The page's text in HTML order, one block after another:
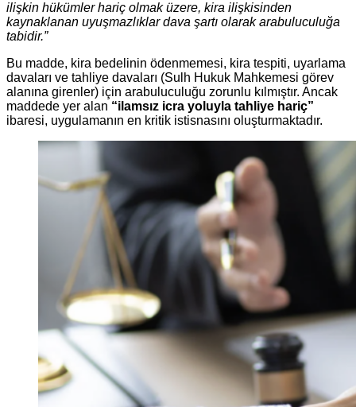
ilişkin hükümler hariç olmak üzere, kira ilişkisinden
kaynaklanan uyuşmazlıklar dava şartı olarak arabuluculuğa
tabidir.”
Bu madde, kira bedelinin ödenmemesi, kira tespiti, uyarlama
davaları ve tahliye davaları (Sulh Hukuk Mahkemesi görev
alanına girenler) için arabuluculuğu zorunlu kılmıştır. Ancak
maddede yer alan “ilamsız icra yoluyla tahliye hariç”
ibaresi, uygulamanın en kritik istisnasını oluşturmaktadır.